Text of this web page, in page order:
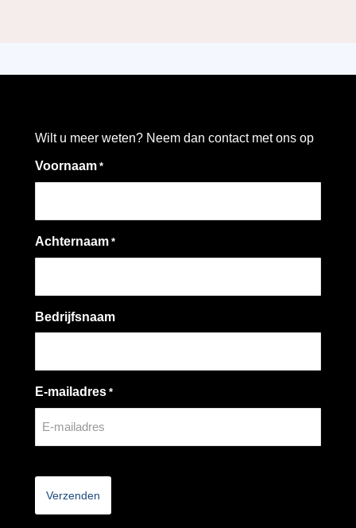
Wilt u meer weten? Neem dan contact met ons op
Voornaam *
Achternaam *
Bedrijfsnaam
E-mailadres *